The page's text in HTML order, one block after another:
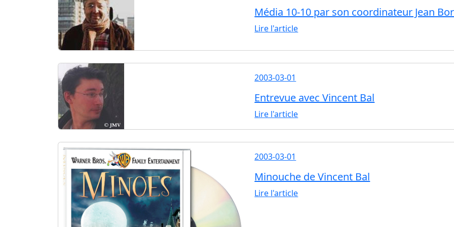
Média 10-10 par son coordinateur Jean
Lire l'article
2003-03-01
Entrevue avec Vincent Bal
Lire l'article
2003-03-01
Minouche de Vincent Bal
Lire l'article